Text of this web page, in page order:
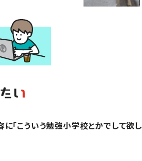
こういう勉強小学校とかでして欲し